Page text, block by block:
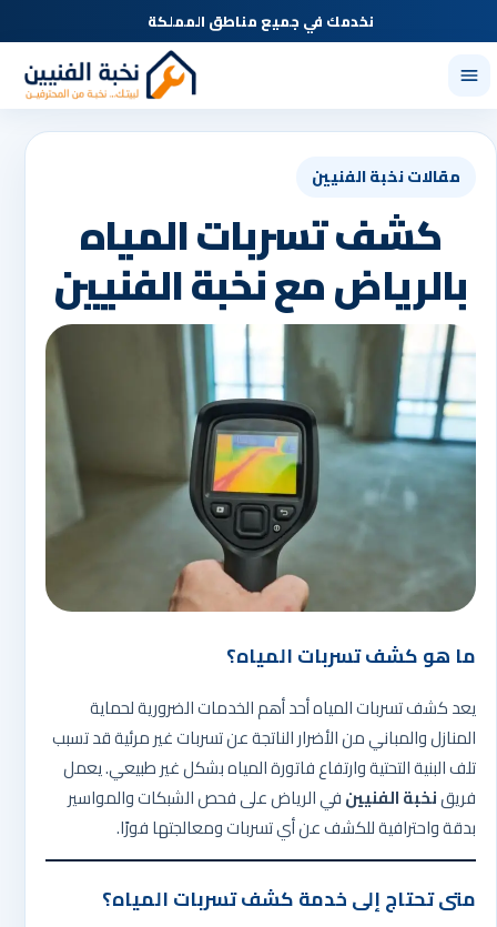
نخدمك في جميع مناطق المملكة
مقالات نخبة الفنيين
كشف تسربات المياه
بالرياض مع نخبة الفنيين
ما هو كشف تسربات المياه؟
يعد كشف تسربات المياه أحد أهم الخدمات الضرورية لحماية
المنازل والمباني من الأضرار الناتجة عن تسربات غير مرئية قد تسبب
تلف البنية التحتية وارتفاع فاتورة المياه بشكل غير طبيعي. يعمل
فريقنخبة الفنيينفي الرياض على فحص الشبكات والمواسير
بدقة واحترافية للكشف عن أي تسربات ومعالجتها فورًا.
متى تحتاج إلى خدمة كشف تسربات المياه؟